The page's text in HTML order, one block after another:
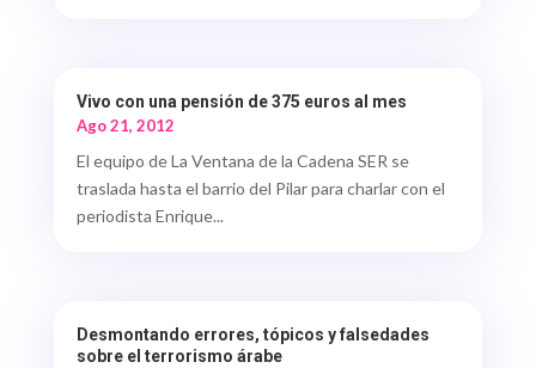
Vivo con una pensión de 375 euros al mes
Ago 21, 2012
El equipo de La Ventana de la Cadena SER se
traslada hasta el barrio del Pilar para charlar con el
periodista Enrique...
Desmontando errores, tópicos y falsedades
sobre el terrorismo árabe